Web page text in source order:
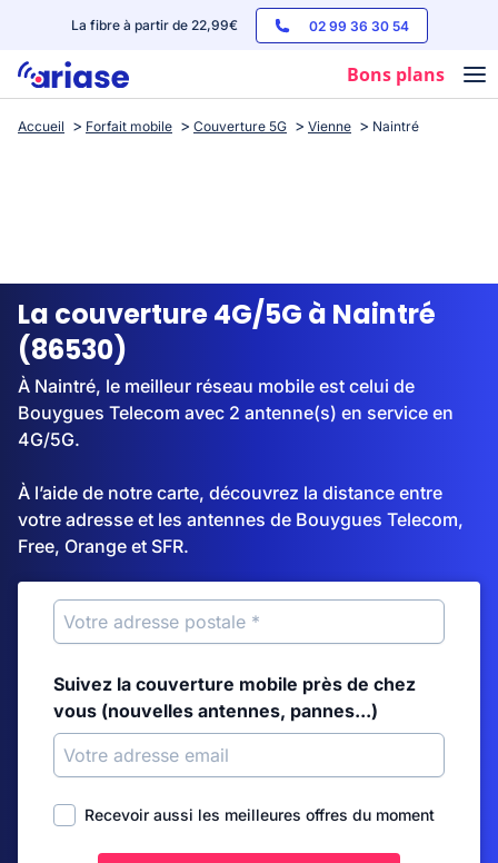
La fibre à partir de 22,99€ 02 99 36 30 54
Bons plans
Box internet
Streaming
Accueil Forfait mobile Couverture 5G Vienne Naintré
La couverture 4G/5G à Naintré
(86530)
À Naintré, le meilleur réseau mobile est celui de
Bouygues Telecom avec 2 antenne(s) en service en
4G/5G.
À l’aide de notre carte, découvrez la distance entre
votre adresse et les antennes de Bouygues Telecom,
Free, Orange et SFR.
Suivez la couverture mobile près de chez
vous (nouvelles antennes, pannes...)
Recevoir aussi les meilleures offres du moment